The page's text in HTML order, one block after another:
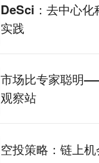
DeSci：去中心化
实践
市场比专家聪明
观察站
空投策略：链上